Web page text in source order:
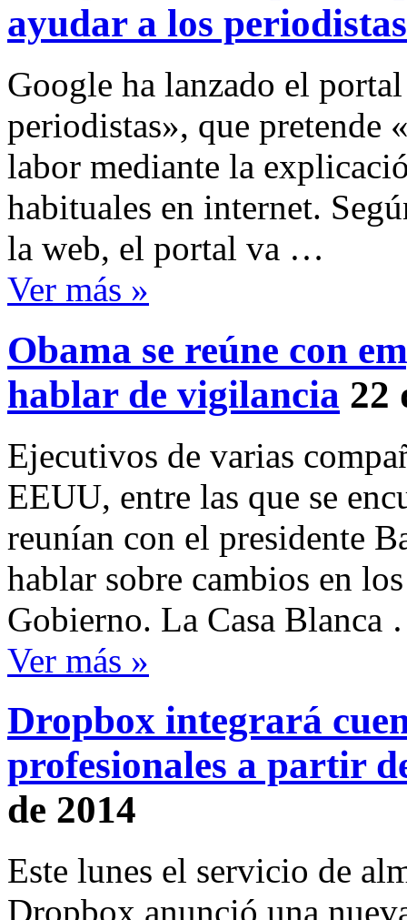
ayudar a los periodistas
Google ha lanzado el
periodistas», que pretende
labor mediante la
habituales en internet.
la web, el portal va …
Ver más »
Obama se reúne con
hablar de vigilancia 22
Ejecutivos de varias
EEUU, entre las que se
reunían con el presidente
hablar sobre cambios en
Gobierno. La Casa Blanca
Ver más »
Dropbox integrará
profesionales a partir
de 2014
Este lunes el servicio de
Dropbox anunció una